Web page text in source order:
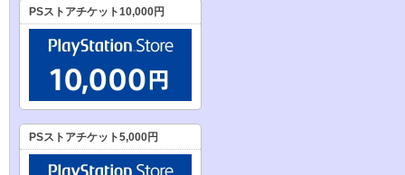
PSストアチケット10,000円
PSストアチケット5,000円